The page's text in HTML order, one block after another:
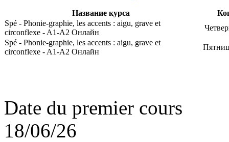
Название курса
Spé - Phonie-graphie, les accents : aigu, grave et
circonflexe - A1-A2 Онлайн
Spé - Phonie-graphie, les accents : aigu, grave et
circonflexe - A1-A2 Онлайн
Date du premier cours
18/06/26